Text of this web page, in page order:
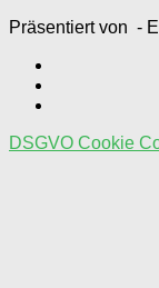
Präsentiert von -
DSGVO Cookie